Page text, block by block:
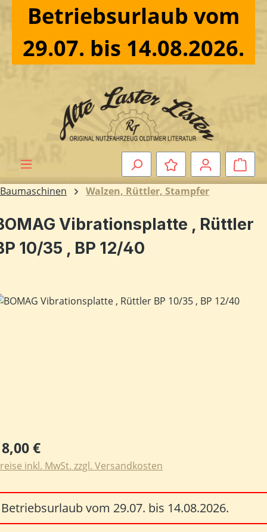
Zum Hauptinhalt springen
Betriebsurlaub vom
29.07. bis 14.08.2026.
Baumaschinen Walzen, Rüttler, Stampfer
Vibrationsplatte , Rüttler
10/35 , BP 12/40
überspringen
Preis:
€
inkl. MwSt. zzgl. Versandkosten
Betriebsurlaub vom 29.07. bis 14.08.2026.